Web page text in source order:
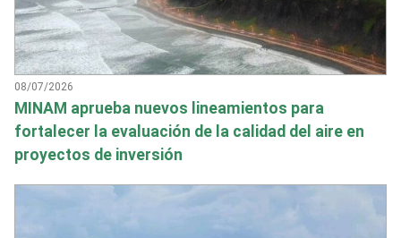
08/07/2026
MINAM aprueba nuevos lineamientos para
fortalecer la evaluación de la calidad del aire en
proyectos de inversión